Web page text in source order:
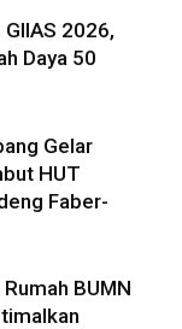
2026,
Daya 50
Gelar
HUT
Faber-
BUMN